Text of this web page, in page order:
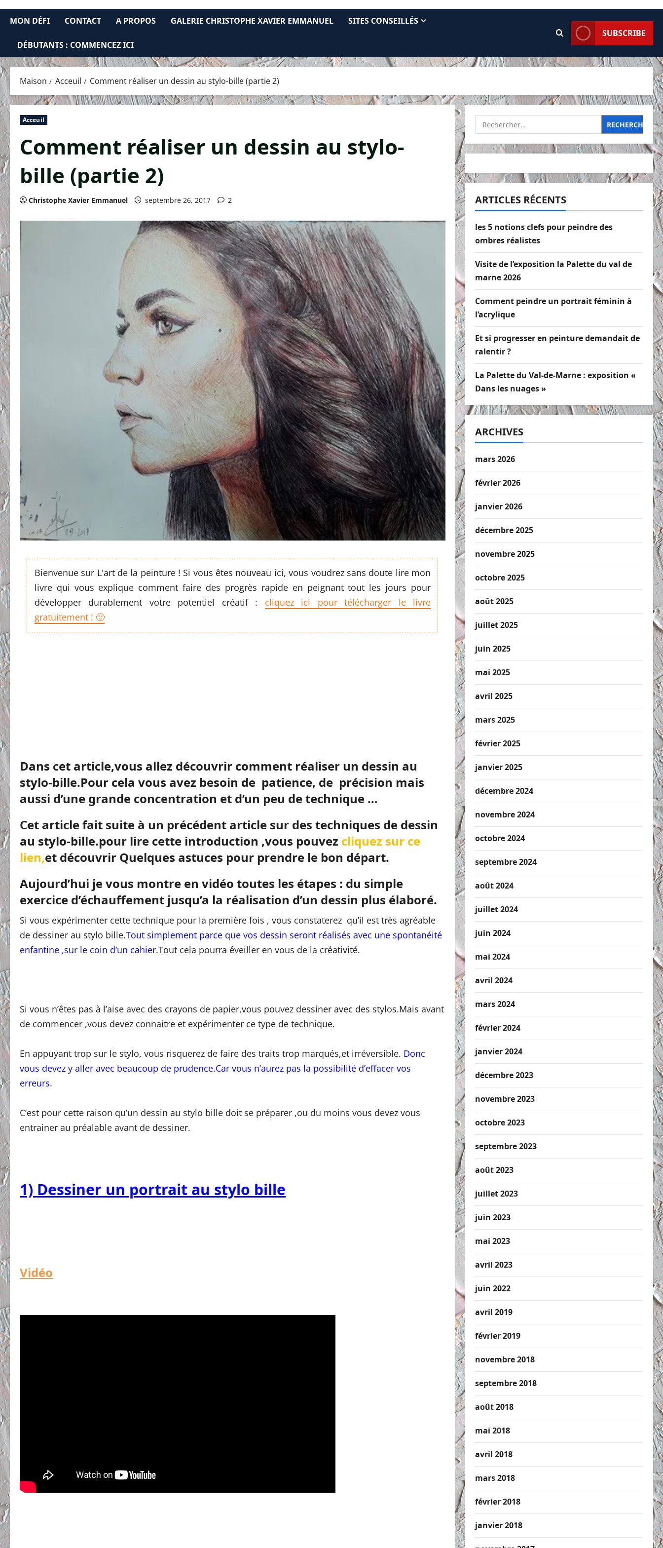
MON DÉFI CONTACT A PROPOS GALERIE CHRISTOPHE XAVIER EMMANUEL SITES CONSEILLÉS
DÉBUTANTS : COMMENCEZ ICI
SUBSCRIBE
Maison Acceuil Comment réaliser un dessin au stylo-bille (partie 2)
Acceuil
Comment réaliser un dessin au stylo-
bille (partie 2)
Christophe Xavier Emmanuel septembre 26, 2017 2
Bienvenue sur L'art de la peinture ! Si vous êtes nouveau ici, vous voudrez sans doute lire mon
livre qui vous explique comment faire des progrès rapide en peignant tout les jours pour
développer durablement votre potentiel créatif : cliquez ici pour télécharger le livre
gratuitement ! 🙂
Dans cet article,vous allez découvrir comment réaliser un dessin au
stylo-bille.Pour cela vous avez besoin de patience, de précision mais
aussi d’une grande concentration et d’un peu de technique …
Cet article fait suite à un précédent article sur des techniques de dessin
au stylo-bille.pour lire cette introduction ,vous pouvez cliquez sur ce
lien,et découvrir Quelques astuces pour prendre le bon départ.
Aujourd’hui je vous montre en vidéo toutes les étapes : du simple
exercice d’échauffement jusqu’a la réalisation d’un dessin plus élaboré.
Si vous expérimenter cette technique pour la première fois , vous constaterez qu’il est très agréable
de dessiner au stylo bille.Tout simplement parce que vos dessin seront réalisés avec une spontanéité
enfantine ,sur le coin d’un cahier.Tout cela pourra éveiller en vous de la créativité.
Si vous n’êtes pas à l’aise avec des crayons de papier,vous pouvez dessiner avec des stylos.Mais avant
de commencer ,vous devez connaitre et expérimenter ce type de technique.
En appuyant trop sur le stylo, vous risquerez de faire des traits trop marqués,et irréversible. Donc
vous devez y aller avec beaucoup de prudence.Car vous n’aurez pas la possibilité d’effacer vos
erreurs.
C’est pour cette raison qu’un dessin au stylo bille doit se préparer ,ou du moins vous devez vous
entrainer au préalable avant de dessiner.
1) Dessiner un portrait au stylo bille
Vidéo
Rechercher :
ARTICLES RÉCENTS
les 5 notions clefs pour peindre des
ombres réalistes
Visite de l’exposition la Palette du val de
marne 2026
Comment peindre un portrait féminin à
l’acrylique
Et si progresser en peinture demandait de
ralentir ?
La Palette du Val-de-Marne : exposition «
Dans les nuages »
ARCHIVES
mars 2026
février 2026
janvier 2026
décembre 2025
novembre 2025
octobre 2025
août 2025
juillet 2025
juin 2025
mai 2025
avril 2025
mars 2025
février 2025
janvier 2025
décembre 2024
novembre 2024
octobre 2024
septembre 2024
août 2024
juillet 2024
juin 2024
mai 2024
avril 2024
mars 2024
février 2024
janvier 2024
décembre 2023
novembre 2023
octobre 2023
septembre 2023
août 2023
juillet 2023
juin 2023
mai 2023
avril 2023
juin 2022
avril 2019
février 2019
novembre 2018
septembre 2018
août 2018
mai 2018
avril 2018
mars 2018
février 2018
janvier 2018